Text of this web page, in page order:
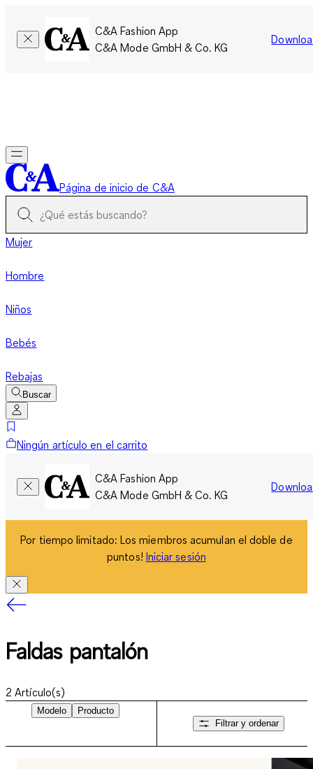
C&A Fashion App
C&A Mode GmbH & Co. KG
Página de inicio de C&A
Mujer
Hombre
Niños
Bebés
Rebajas
Buscar
Ningún artículo en el carrito
C&A Fashion App
C&A Mode GmbH & Co. KG
Por tiempo limitado: Los miembros acumulan el doble de
puntos! Iniciar sesión
Faldas pantalón
2 Artículo(s)
Modelo
Producto
Filtrar y ordenar